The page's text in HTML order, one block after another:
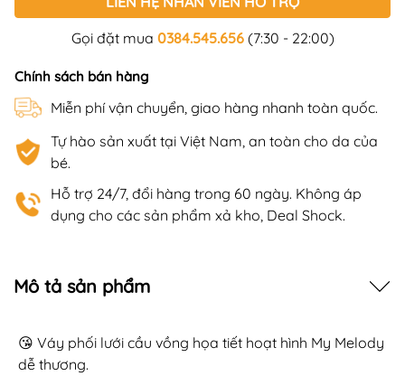
Gọi đặt mua 0384.545.656(7:30 - 22:00)
Chính sách bán hàng
Miễn phí vận chuyển, giao hàng nhanh toàn quốc.
Tự hào sản xuất tại Việt Nam, an toàn cho da của
bé.
Hỗ trợ 24/7, đổi hàng trong 60 ngày. Không áp
dụng cho các sản phẩm xả kho, Deal Shock.
Mô tả sản phẩm
😘 Váy phối lưới cầu vồng họa tiết hoạt hình My Melody
dễ thương.